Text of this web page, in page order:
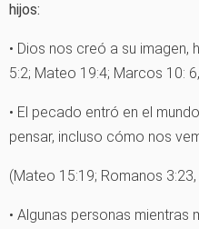
hijos:
• Dios nos creó a su imagen,
5:2; Mateo 19:4; Marcos 10:
• El pecado entró en el
pensar, incluso cómo nos
(Mateo 15:19; Romanos 3:23,
• Algunas personas mientras